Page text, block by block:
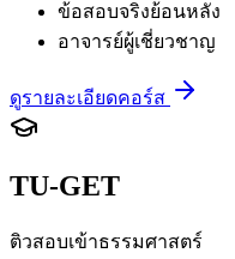
ข้อสอบจริงย้อนหลัง
อาจารย์ผู้เชี่ยวชาญ
ดูรายละเอียดคอร์ส
TU-GET
ติวสอบเข้าธรรมศาสตร์